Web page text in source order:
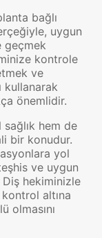
bağlı
uygun
geçmek
kontrole
ve
kullanarak
önemlidir.
sağlık hem de
bir konudur.
yol
ve uygun
hekiminizle
altına
olmasını